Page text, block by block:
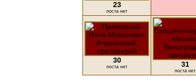
23
поста нет
30
поста нет 31
поста нет